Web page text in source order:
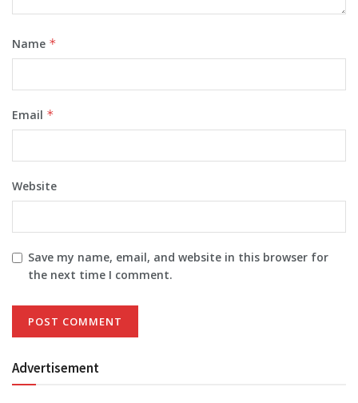
Name *
Email *
Website
Save my name, email, and website in this browser for
the next time I comment.
Advertisement